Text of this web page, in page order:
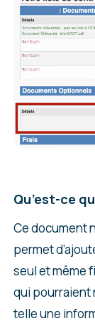
Qu’est-ce
Ce document
permet
seul et même
qui pourraient
telle une